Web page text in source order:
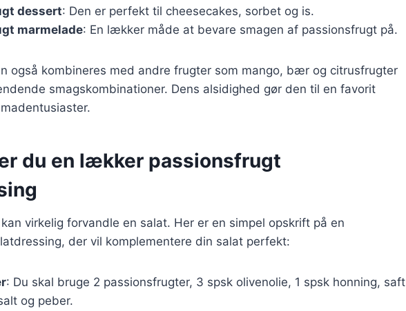
dessert: Den er perfekt til cheesecakes, sorbet og is.
marmelade: En lækker måde at bevare smagen af passionsfrugt på.
også kombineres med andre frugter som mango, bær og citrusfrugter
smagskombinationer. Dens alsidighed gør den til en favorit
du en lækker passionsfrugt
virkelig forvandle en salat. Her er en simpel opskrift på en
der vil komplementere din salat perfekt:
: Du skal bruge 2 passionsfrugter, 3 spsk olivenolie, 1 spsk honning, saft
og peber.